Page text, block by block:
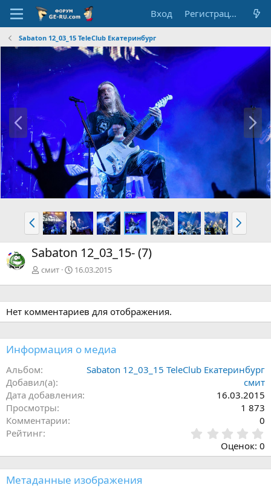
Вход Регистрация
Sabaton 12_03_15 TeleClub Екатеринбург
Н
з
д
В
е
ё
Н
а
з
а
д
В
п
е
Sabaton 12_03_15- (7)
смит 16.03.2015
Нет комментариев для отображения.
Информация о медиа
Альбом
Sabaton 12_03_15 TeleClub Екатеринбург
Добавил(а)
смит
Дата добавления
16.03.2015
Просмотры
1 873
Комментарии
0
Рейтинг
0
0
Оценок: 0
Метаданные изображения